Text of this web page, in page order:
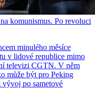
komunismus. Po revoluci
minulého měsíce
v lidové republice mimo
televizi CGTN. V něm
může být pro Peking
po sametové